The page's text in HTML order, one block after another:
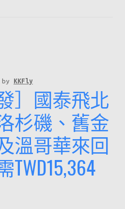
！
by KKFly
］國泰飛北
杉磯、舊金
溫哥華來回